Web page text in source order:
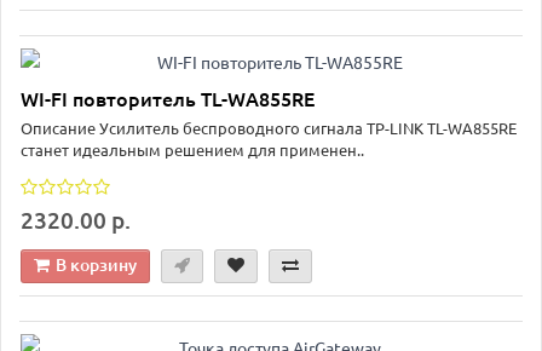
WI-FI повторитель TL-WA855RE
Описание Усилитель беспроводного сигнала TP-LINK TL-WA855RE
станет идеальным решением для применен..
2320.00 р.
В корзину